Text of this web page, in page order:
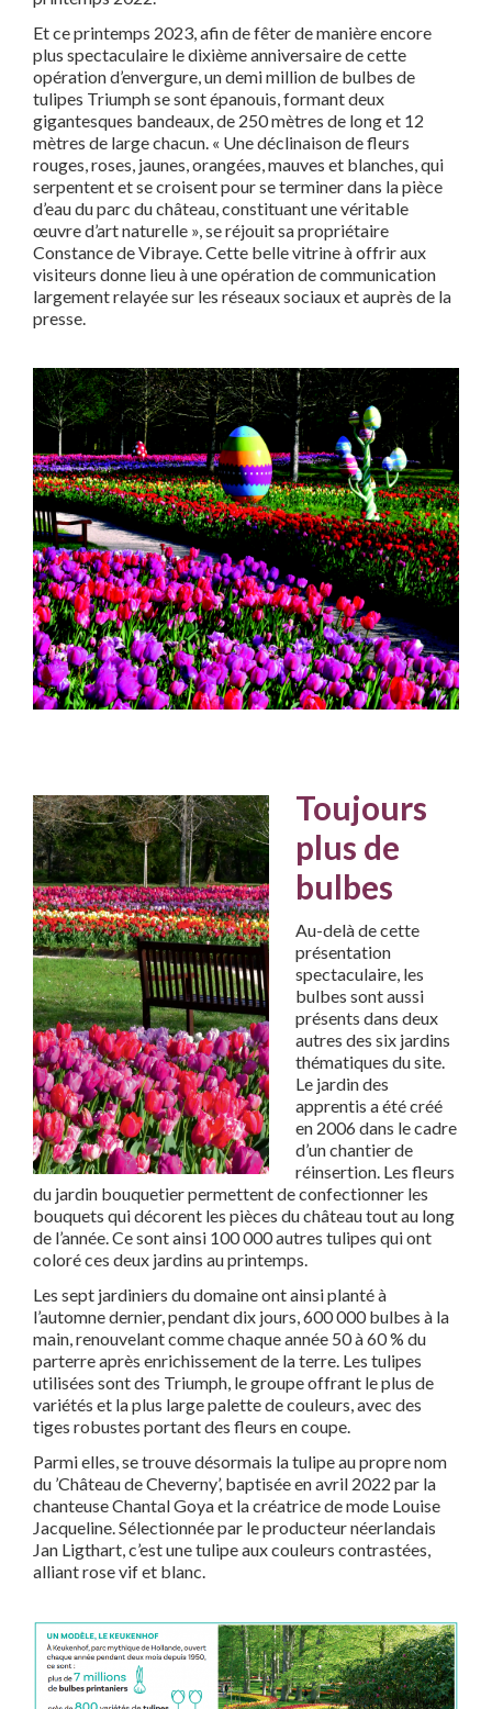
Et ce printemps 2023, afin de fêter de manière encore
plus spectaculaire le dixième anniversaire de cette
opération d’envergure, un demi million de bulbes de
tulipes Triumph se sont épanouis, formant deux
gigantesques bandeaux, de 250 mètres de long et 12
mètres de large chacun. « Une déclinaison de fleurs
rouges, roses, jaunes, orangées, mauves et blanches, qui
serpentent et se croisent pour se terminer dans la pièce
d’eau du parc du château, constituant une véritable
œuvre d’art naturelle », se réjouit sa propriétaire
Constance de Vibraye. Cette belle vitrine à offrir aux
visiteurs donne lieu à une opération de communication
largement relayée sur les réseaux sociaux et auprès de la
presse.
Toujours
plus de
bulbes
Au-delà de cette
présentation
spectaculaire, les
bulbes sont aussi
présents dans deux
autres des six jardins
thématiques du site.
Le jardin des
apprentis a été créé
en 2006 dans le cadre
d’un chantier de
réinsertion. Les fleurs
du jardin bouquetier permettent de confectionner les
bouquets qui décorent les pièces du château tout au long
de l’année. Ce sont ainsi 100 000 autres tulipes qui ont
coloré ces deux jardins au printemps.
Les sept jardiniers du domaine ont ainsi planté à
l’automne dernier, pendant dix jours, 600 000 bulbes à la
main, renouvelant comme chaque année 50 à 60 % du
parterre après enrichissement de la terre. Les tulipes
utilisées sont des Triumph, le groupe offrant le plus de
variétés et la plus large palette de couleurs, avec des
tiges robustes portant des fleurs en coupe.
Parmi elles, se trouve désormais la tulipe au propre nom
du ’Château de Cheverny’, baptisée en avril 2022 par la
chanteuse Chantal Goya et la créatrice de mode Louise
Jacqueline. Sélectionnée par le producteur néerlandais
Jan Ligthart, c’est une tulipe aux couleurs contrastées,
alliant rose vif et blanc.